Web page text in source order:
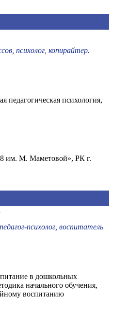
психолог, копирайтер.
педагогическая психология,
им. М. Маметовой», РК г.
психолог, воспитатель
в дошкольных
начального обучения,
воспитанию